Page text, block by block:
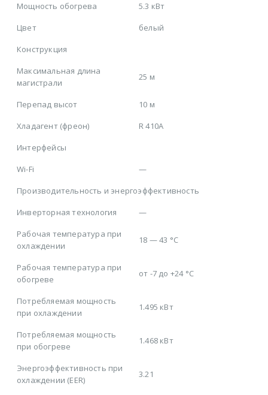
Мощность обогрева
5.3 кВт
Цвет
белый
Конструкция
Максимальная длина
магистрали
25 м
Перепад высот
10 м
Хладагент (фреон)
R 410A
Интерфейсы
Wi-Fi
—
Производительность и энергоэффективность
Инверторная технология
—
Рабочая температура при
охлаждении
18 — 43 °C
Рабочая температура при
обогреве
от -7 до +24 °C
Потребляемая мощность
при охлаждении
1.495 кВт
Потребляемая мощность
при обогреве
1.468 кВт
Энергоэффективность при
охлаждении (EER)
3.21